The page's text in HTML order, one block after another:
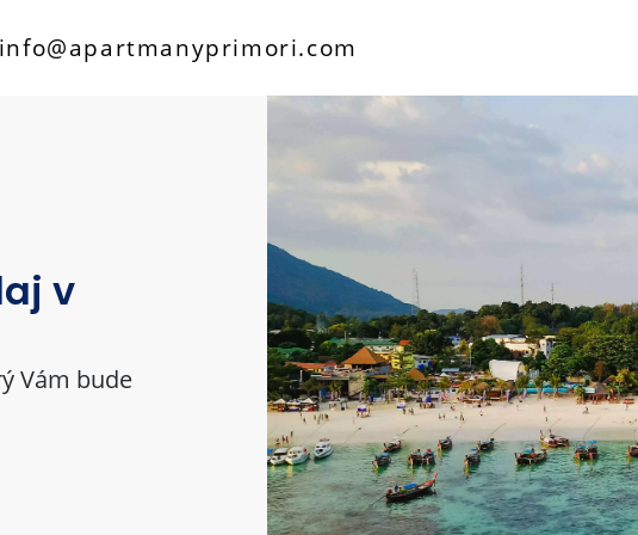
info@apartmanyprimori.com
v
Vám bude
v
Vám bude
v
Vám bude